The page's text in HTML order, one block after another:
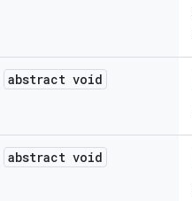
abstract void
abstract void